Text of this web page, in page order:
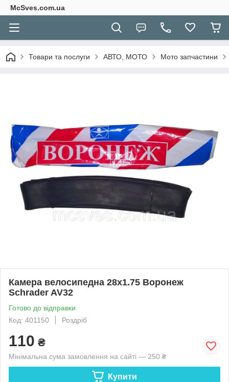
McSves.com.ua
Товари та послуги АВТО, МОТО Мото запчастини
Камера велосипедна 28х1.75 Воронеж
Schrader AV32
Готово до відправки
Код: 401150
Роздріб
110 ₴
Мінімальна сума замовлення на сайті — 250 ₴
Купити